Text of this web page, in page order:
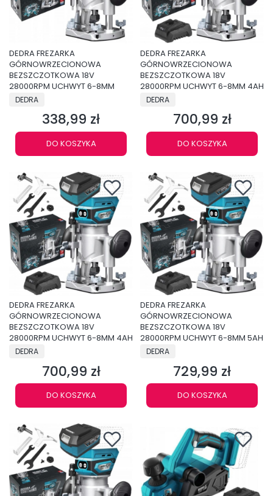
DEDRA FREZARKA
GÓRNOWRZECIONOWA
BEZSZCZOTKOWA 18V
28000RPM UCHWYT 6-8MM
PRODUCENT
DEDRA
Cena
338,99 zł
DO KOSZYKA
DEDRA FREZARKA
GÓRNOWRZECIONOWA
BEZSZCZOTKOWA 18V
28000RPM UCHWYT 6-8MM 4AH
PRODUCENT
DEDRA
Cena
700,99 zł
DO KOSZYKA
DEDRA FREZARKA
GÓRNOWRZECIONOWA
BEZSZCZOTKOWA 18V
28000RPM UCHWYT 6-8MM 4AH
PRODUCENT
DEDRA
Cena
700,99 zł
DO KOSZYKA
DEDRA FREZARKA
GÓRNOWRZECIONOWA
BEZSZCZOTKOWA 18V
28000RPM UCHWYT 6-8MM 5AH
PRODUCENT
DEDRA
Cena
729,99 zł
DO KOSZYKA